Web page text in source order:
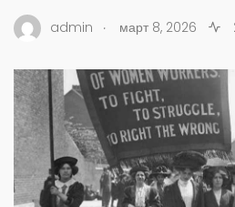
admin . март 8, 2026